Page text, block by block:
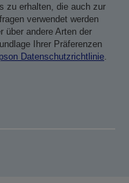
zu erhalten, die auch zur
verwendet werden
über andere Arten der
Ihrer Präferenzen
Datenschutzrichtlinie